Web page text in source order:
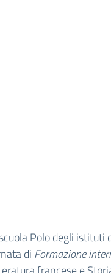
Polo degli istituti
di Formazione